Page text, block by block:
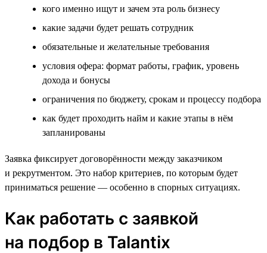
кого именно ищут и зачем эта роль бизнесу
какие задачи будет решать сотрудник
обязательные и желательные требования
условия офера: формат работы, график, уровень
дохода и бонусы
ограничения по бюджету, срокам и процессу подбора
как будет проходить найм и какие этапы в нём
запланированы
Заявка фиксирует договорённости между заказчиком
и рекрутментом. Это набор критериев, по которым будет
приниматься решение — особенно в спорных ситуациях.
Как работать с заявкой
на подбор в Talantix